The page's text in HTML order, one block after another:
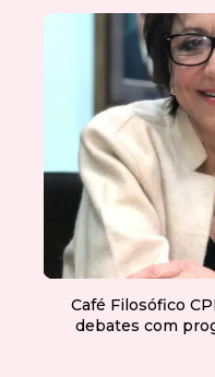
Café Filosófico
debates com